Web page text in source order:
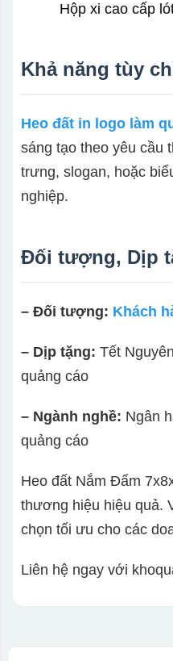
Hộp xi cao cấp
Khả năng tùy
Heo đất in logo làm
sáng tạo theo yêu cầu
trưng, slogan, hoặc
nghiệp.
Đối tượng, Dịp
– Đối tượng: Khách
– Dịp tặng: Tết
quảng cáo
– Ngành nghề: Ngân
quảng cáo
Heo đất Nắm Đấm
thương hiệu hiệu quả.
chọn tối ưu cho các
Liên hệ ngay với